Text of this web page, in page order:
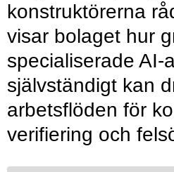
konstruktörerna
visar bolaget hur
specialiserade AI-
självständigt kan
arbetsflöden för
verifiering och